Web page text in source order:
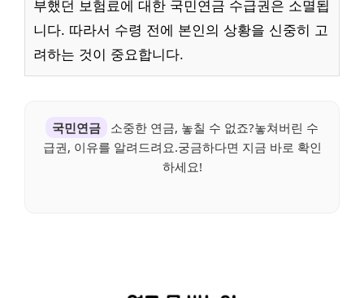
부했던 보험료에 대한 국민연금 수급권은 소멸됩
니다. 따라서 수령 전에 본인의 상황을 신중히 고
려하는 것이 중요합니다.
국민연금
소중한 연금, 놓칠 수 없죠?놓쳐버린 수
급권, 이유를 알려드려요.궁금하다면 지금 바로 확인
하세요!